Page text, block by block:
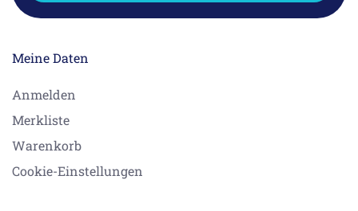
Meine Daten
Anmelden
Merkliste
Warenkorb
Cookie-Einstellungen